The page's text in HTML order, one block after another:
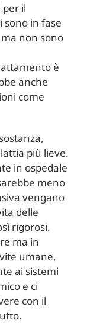
il
in fase
non sono
è
anche
come
più lieve.
in ospedale
meno
vengano
delle
rigorosi.
ma in
umane,
ai sistemi
e ci
con il